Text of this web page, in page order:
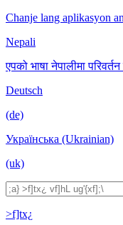
Chanje lang aplikasyon
Nepali
एपको भाषा नेपालीमा
Deutsch
(de)
Українська (Ukrainian)
(uk)
>f]tx¿